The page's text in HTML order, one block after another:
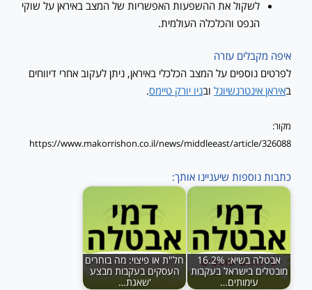
לשקול את ההשפעות האפשריות של המצב באיראן על שוקי
הנפט והכלכלה העולמית.
איפה מקבלים עזרה
לפרטים נוספים על המצב הכלכלי באיראן, ניתן לעקוב אחרי דיווחים
באיראן אינטרנשיונל ובניו יורק טיימס.
מקור:
https://www.makorrishon.co.il/news/middleeast/article/326088
כתבות נוספות שיעניינו אותך:
אבטלה בשיא: 16.2%
מובטלים בישראל בעקבות
עימותים…
חל"ת או פיצוי: מה בוחרים
העסקים בעקבות מבצע
'שאגת…